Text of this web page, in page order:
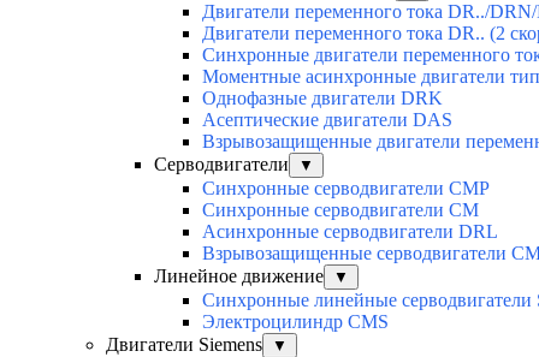
Двигатели переменного тока DR../DRN/
Двигатели переменного тока DR.. (2
Синхронные двигатели переменного
Моментные асинхронные двигатели
Однофазные двигатели DRK
Асептические двигатели DAS
Взрывозащищенные двигатели
Серводвигатели
▼
Синхронные серводвигатели CMP
Синхронные серводвигатели CM
Асинхронные серводвигатели DRL
Взрывозащищенные серводвигатели
Линейное движение
▼
Синхронные линейные серводвигатели
Электроцилиндр CMS
Двигатели Siemens
▼